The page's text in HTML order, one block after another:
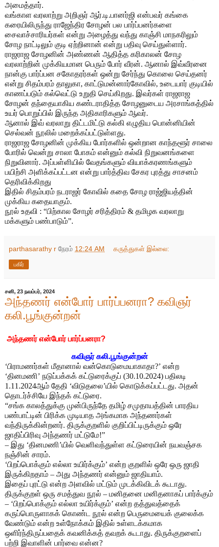
அமைத்தார்.
வங்காள வரலாற்று அறிஞர் ஆர்.டி.பானர்ஜி என்பவர் கங்கை
கரையிலிருந்து ராஜேந்திர சோழன் பல பார்ப்பனர்களை
சைவாச்சாரியர்கள் என்று அழைத்து வந்து காஞ்சி மாநகரிலும்
சோழ நாட்டிலும் குடி ஏற்றினான் என்று பதிவு செய்துள்ளார்.
ராஜராஜ சோழனின் அண்ணன் ஆதித்த கரிகாலன் சோழ
வரலாற்றின் முக்கியமான பெரும் போர் வீரன். ஆனால் இவ்வீரனை
நான்கு பார்ப்பன சகோதரர்கள் ஒன்று சேர்ந்து கொலை செய்தனர்
என்று சிதம்பரம் தாலுகா, காட்டுமன்னார்கோவில், உடையார் குடியில்
காணப்படும் கல்வெட்டு உறுதி செய்கிறது. இவர்கள் ராஜராஜ
சோழன் தந்தையாகிய கண்டராதித்த சோழனுடைய அரசாங்கத்தில்
உயர் பொறுப்பில் இருந்த அதிகாரிகளும் ஆவர்.
ஆனால் இவ் வரலாறு திட்டமிட்டு கல்கி எழுதிய பொன்னியின்
செல்வன் நூலில் மறைக்கப்பட்டுள்ளது.
ராஜராஜ சோழனின் முக்கிய போர்களில் ஒன்றான காந்தளூர் சாலை
போரில் வென்று சாலா போகம் என்னும் கல்வி நிறுவனங்களை
நிறுவினார். அப்பள்ளியில் வேதங்களும் வியாக்கரணங்களும்
பயிற்சி அளிக்கப்பட்டன என்று பார்த்திவ சேகர புரத்து சாசனம்
தெரிவிக்கிறது
இதில் சிதம்பரம் நடராஜர் கோவில் கதை சோழ ராஜ்ஜியத்தின்
முக்கிய கதையாகும்.
நூல் உதவி : “பிற்கால சோழர் சரித்திரம் & தமிழக வரலாறு
மக்களும் பண்பாடும்”.
parthasarathy r நேரம் 12:24 AM கருத்துகள் இல்லை:
பகிர்
சனி, 23 நவம்பர், 2024
அந்தணர் என்போர் பார்ப்பனரா? கவிஞர்
கலி.பூங்குன்றன்
அந்தணர் என்போர் பார்ப்பனரா?
கவிஞர் கலி.பூங்குன்றன்
‘பிராமணர்கள் மீதானால் வன்கொடுமையாகாதா?’ என்ற
‘தினமணி’ நடுப்பக்கக் கட்டுரைக்குப் (30.10.2024) பதிலடி
1.11.2024ஆம் தேதி ‘விடுதலை’யில் கொடுக்கப்பட்டது. அதன்
தொடர்ச்சியே இந்தக் கட்டுரை.
“சங்க காலத்துக்கு முன்பிருந்தே தமிழ் சமுதாயத்தின் பாரதிய
பண்பாட்டின் பிரிக்க முடியாத அங்கமாக அந்தணர்கள்
வந்திருக்கின்றனர். திருக்குறளில் குறிப்பிட்டிருக்கும் ஒரே
ஜாதிப்பிரிவு அந்தணர் மட்டுமே!”
– இது ‘தினமணி’யில் வெளிவந்துள்ள கட்டுரையின் நயவஞ்சக
நஞ்சின் சாரம்.
‘பிறப்பொக்கும் எல்லா உயிர்க்கும்’ என்ற குறளில் ஒரே ஒரு ஜாதி
இருக்கிறதாம் – அது அந்தணர் என்னும் ஜாதியாம்.
இதைப் புரட்டு என்ற அளவில் மட்டும் முடக்கிவிடக் கூடாது.
திருக்குறள் ஒரு சமத்துவ நூல் – மனிதனை மனிதனாகப் பார்க்கும்
– ‘பிறப்பொக்கும் எல்லா உயிர்க்கும்’ என்ற தத்துவத்தைக்
கருப்பொருளாகக் கொண்ட நூல் என்ற பெருமையைக் குலைக்க
வேண்டும் என்ற உள்நோக்கம் இதில் உள்ளடக்கமாக
ஒளிர்ந்திருப்பதைக் கவனிக்கத் தவறக் கூடாது. திருக்குறளைப்
பற்றி இவாளின் பார்வை என்ன?